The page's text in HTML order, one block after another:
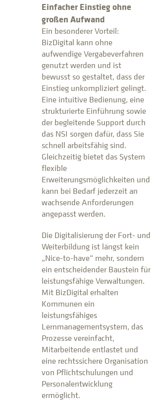
Einfacher Einstieg ohne
großen Aufwand
Ein besonderer Vorteil:
BizDigital kann ohne
aufwendige Vergabeverfahren
genutzt werden und ist
bewusst so gestaltet, dass der
Einstieg unkompliziert gelingt.
Eine intuitive Bedienung, eine
strukturierte Einführung sowie
der begleitende Support durch
das NSI sorgen dafür, dass Sie
schnell arbeitsfähig sind.
Gleichzeitig bietet das System
flexible
Erweiterungsmöglichkeiten und
kann bei Bedarf jederzeit an
wachsende Anforderungen
angepasst werden.
Die Digitalisierung der Fort- und
Weiterbildung ist längst kein
„Nice-to-have“ mehr, sondern
ein entscheidender Baustein für
leistungsfähige Verwaltungen.
Mit BizDigital erhalten
Kommunen ein
leistungsfähiges
Lernmanagementsystem, das
Prozesse vereinfacht,
Mitarbeitende entlastet und
eine rechtssichere Organisation
von Pflichtschulungen und
Personalentwicklung
ermöglicht.